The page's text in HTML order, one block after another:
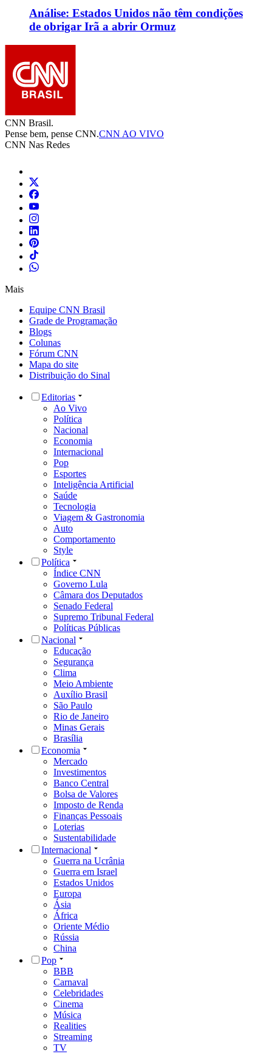
Análise: Estados Unidos não têm condições
de obrigar Irã a abrir Ormuz
CNN Brasil.
Pense bem, pense CNN.CNN AO VIVO
CNN Nas Redes
Mais
Equipe CNN Brasil
Grade de Programação
Blogs
Colunas
Fórum CNN
Mapa do site
Distribuição do Sinal
Editorias
Ao Vivo
Política
Nacional
Economia
Internacional
Pop
Esportes
Inteligência Artificial
Saúde
Tecnologia
Viagem & Gastronomia
Auto
Comportamento
Style
Política
Índice CNN
Governo Lula
Câmara dos Deputados
Senado Federal
Supremo Tribunal Federal
Políticas Públicas
Nacional
Educação
Segurança
Clima
Meio Ambiente
Auxílio Brasil
São Paulo
Rio de Janeiro
Minas Gerais
Brasília
Economia
Mercado
Investimentos
Banco Central
Bolsa de Valores
Imposto de Renda
Finanças Pessoais
Loterias
Sustentabilidade
Internacional
Guerra na Ucrânia
Guerra em Israel
Estados Unidos
Europa
Ásia
África
Oriente Médio
Rússia
China
Pop
BBB
Carnaval
Celebridades
Cinema
Música
Realities
Streaming
TV